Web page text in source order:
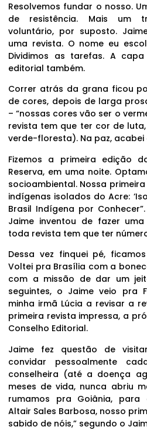
Resolvemos fundar o nosso.
de resistência. Mais um
voluntário, por suposto.
uma revista. O nome eu
Dividimos as tarefas. A
editorial também.
Correr atrás da grana ficou
de cores, depois de larga
– “nossas cores vão ser o
revista tem que ter cor de
verde-floresta). Na paz,
Fizemos a primeira edição
Reserva, em uma noite.
socioambiental. Nossa
indígenas isolados do Acre:
Brasil Indígena por
Jaime inventou de fazer
toda revista tem que ter
Dessa vez finquei pé,
Voltei pra Brasília com a
com a missão de dar um
seguintes, o Jaime veio pra
minha irmã Lúcia a revisar a
primeira revista impressa, a
Conselho Editorial.
Jaime fez questão de
convidar pessoalmente
conselheira (até a doença
meses de vida, nunca abriu
rumamos pra Goiânia, para
Altair Sales Barbosa, nosso
sabido de nóis,” segundo o